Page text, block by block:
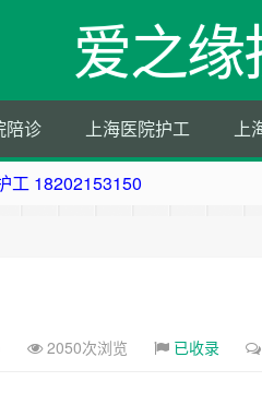
爱之缘
陪诊 上海医院护工 上
护工 18202153150
工 18202153150
2050次浏览 已收录